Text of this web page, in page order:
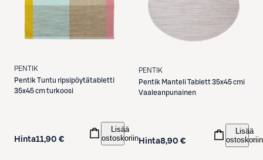
PENTIK
Pentik Tuntu ripsipöytätabletti
35x45 cm turkoosi
Hinta11,90 €
Lisää
ostoskoriin
PENTIK
Pentik Manteli Tablett 35x45 cmi
Vaaleanpunainen
Hinta8,90 €
Lisää
ostoskoriin